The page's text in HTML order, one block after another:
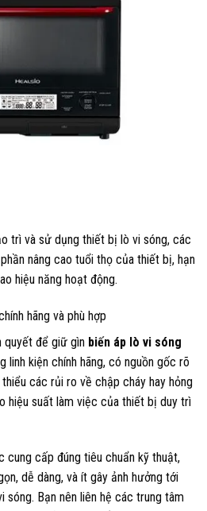
trì và sử dụng thiết bị lò vi sóng, các
nâng cao tuổi thọ của thiết bị, hạn
hiệu năng hoạt động.
hãng và phù hợp
quyết để giữ gìn biến áp lò vi sóng
linh kiện chính hãng, có nguồn gốc rõ
các rủi ro về chập cháy hay hỏng
hiệu suất làm việc của thiết bị duy trì
cung cấp đúng tiêu chuẩn kỹ thuật,
dễ dàng, và ít gây ảnh hưởng tới
sóng. Bạn nên liên hệ các trung tâm